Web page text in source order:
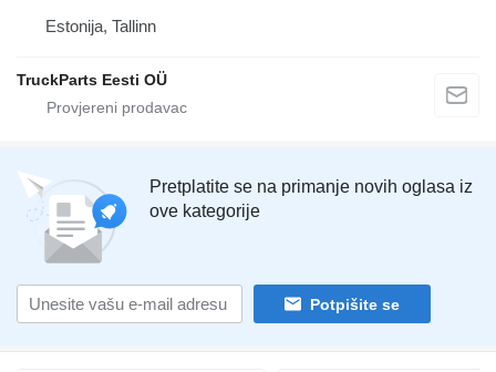
Estonija, Tallinn
TruckParts Eesti OÜ
Pretplatite se na primanje novih oglasa iz
ove kategorije
Potpišite se